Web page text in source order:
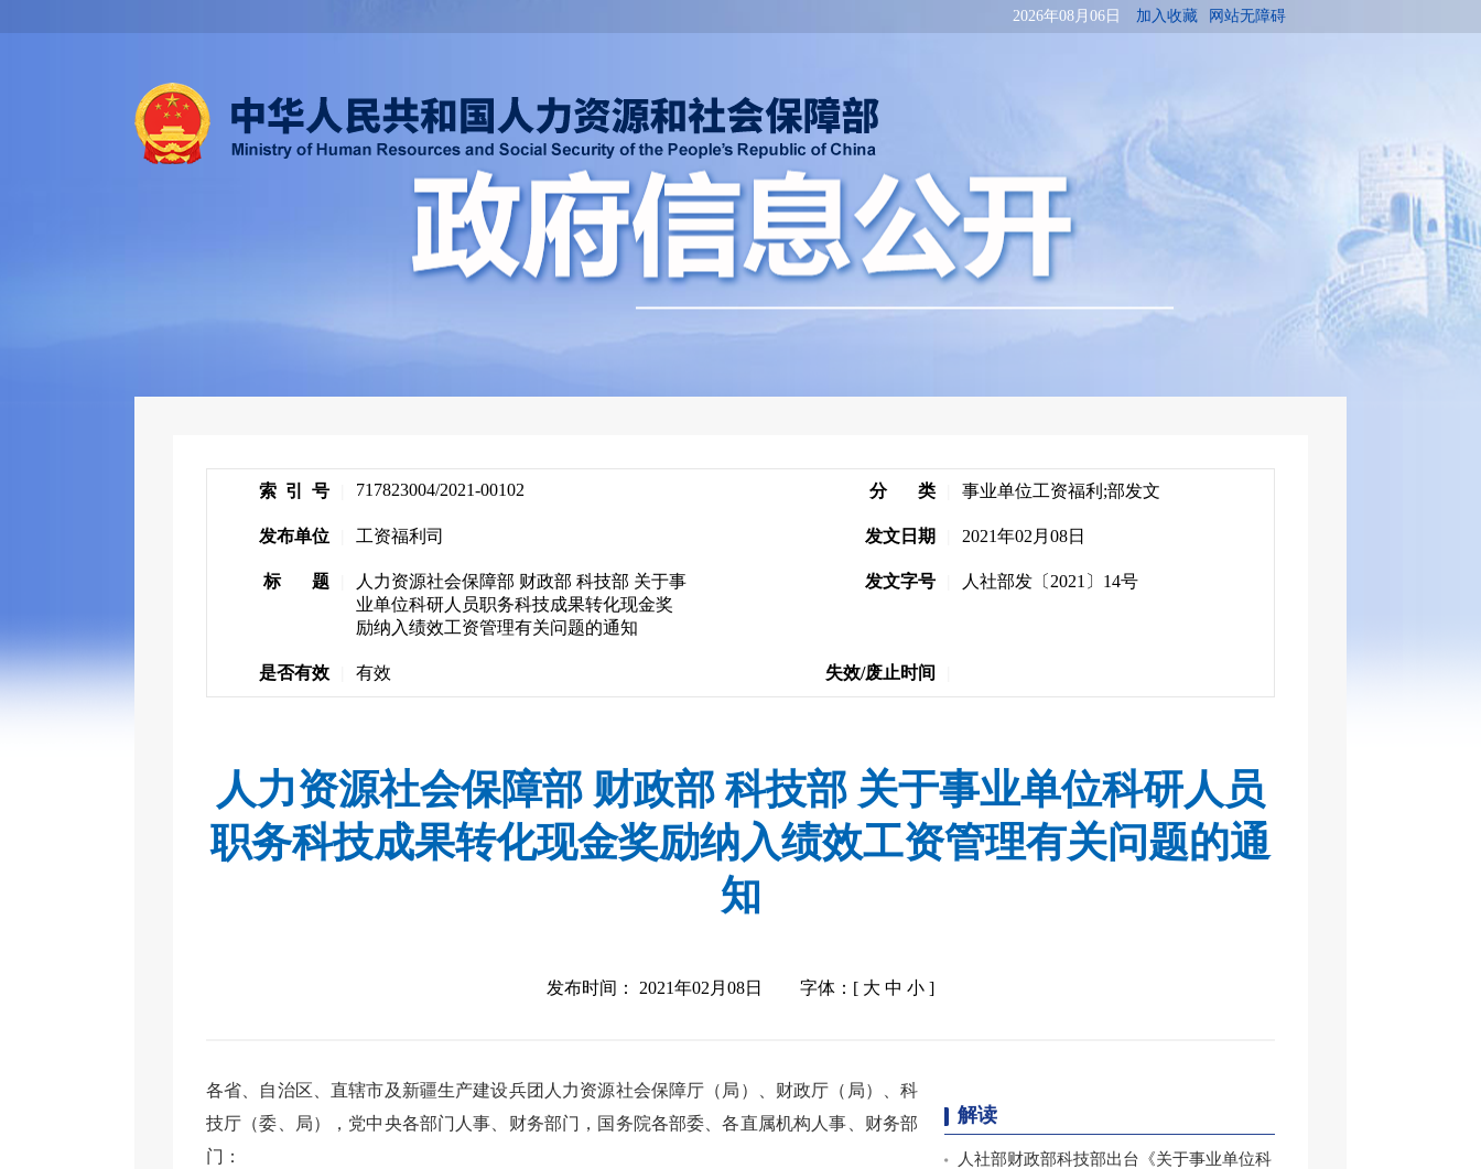
2026年08月06日 加入收藏 网站无障碍
索 引 号 717823004/2021-00102 分 类 事业单位工资福利;部发文
发布单位 工资福利司 发文日期 2021年02月08日
标 题
人力资源社会保障部 财政部 科技部 关于事
业单位科研人员职务科技成果转化现金奖
励纳入绩效工资管理有关问题的通知
发文字号 人社部发〔2021〕14号
是否有效 有效 失效/废止时间
人力资源社会保障部 财政部 科技部 关于事业单位科研人员
职务科技成果转化现金奖励纳入绩效工资管理有关问题的通
知
发布时间： 2021年02月08日 字体：[ 大 中 小 ]
各省、自治区、直辖市及新疆生产建设兵团人力资源社会保障厅（局）、财政厅（局）、科
技厅（委、局），党中央各部门人事、财务部门，国务院各部委、各直属机构人事、财务部
门：
解读
人社部财政部科技部出台《关于事业单位科